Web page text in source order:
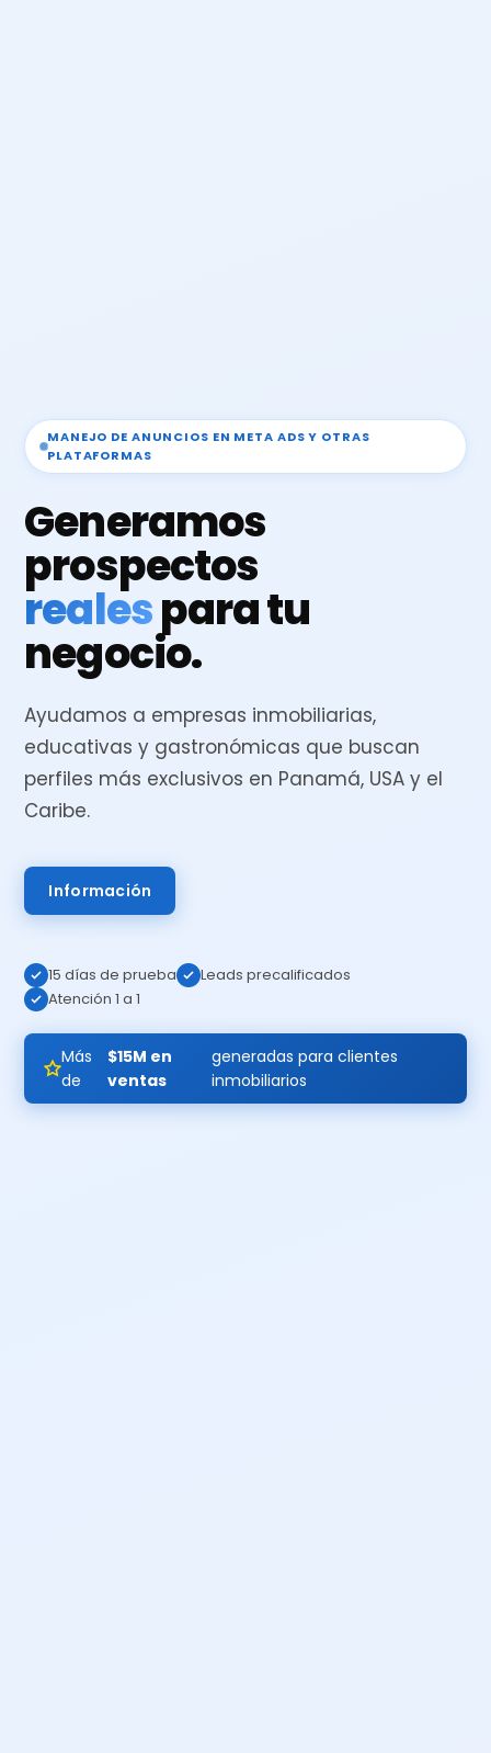
MANEJO DE ANUNCIOS EN META ADS Y OTRAS
PLATAFORMAS
Generamos
prospectos
realespara tu
negocio.
Ayudamos a empresas inmobiliarias,
educativas y gastronómicas que buscan
perfiles más exclusivos en Panamá, USA y el
Caribe.
Información
15 días de prueba
Leads precalificados
Atención 1 a 1
Más
de
$15M en
ventas
generadas para clientes
inmobiliarios